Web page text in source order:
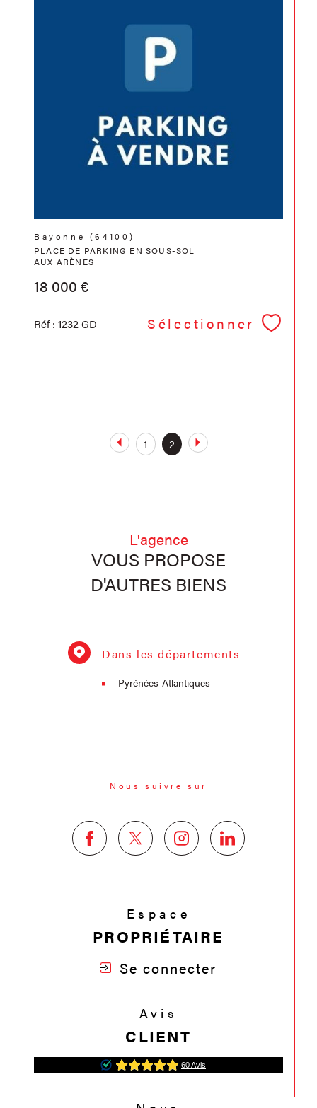
Bayonne (64100)
PLACE DE PARKING EN SOUS-SOL
AUX ARÈNES
18 000 €
Réf : 1232 GD Sélectionner
1 2
L'agence
VOUS PROPOSE
D'AUTRES BIENS
Dans les départements
Pyrénées-Atlantiques
Nous suivre sur
Espace
PROPRIÉTAIRE
Se connecter
Avis
CLIENT